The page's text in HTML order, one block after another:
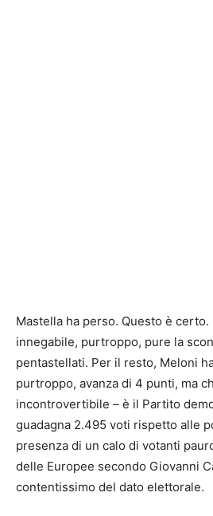
Mastella ha perso. Questo è certo.
innegabile, purtroppo, pure la
pentastellati. Per il resto, Meloni
purtroppo, avanza di 4 punti, ma
incontrovertibile – è il Partito
guadagna 2.495 voti rispetto alle
presenza di un calo di votanti
delle Europee secondo Giovanni
contentissimo del dato elettorale.